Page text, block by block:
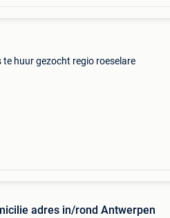
te huur gezocht regio roeselare
adres in/rond Antwerpen